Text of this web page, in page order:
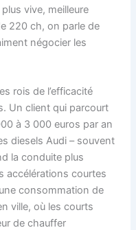
vive, meilleure
220 ch, on parle de
négocier les
rois de l’efficacité
Un client qui parcourt
à 3 000 euros par an
diesels Audi – souvent
la conduite plus
accélérations courtes
consommation de
ville, où les courts
de chauffer